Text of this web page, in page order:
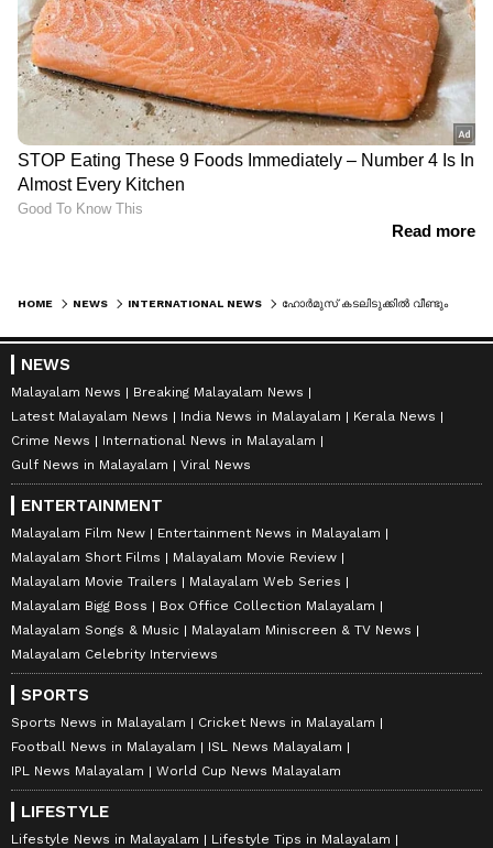
HOME NEWS INTERNATIONAL NEWS
NEWS
Malayalam News
Breaking Malayalam News
Latest Malayalam News
India News in Malayalam
Kerala News
Crime News
International News in Malayalam
Gulf News in Malayalam
Viral News
ENTERTAINMENT
Malayalam Film New
Entertainment News in Malayalam
Malayalam Short Films
Malayalam Movie Review
Malayalam Movie Trailers
Malayalam Web Series
Malayalam Bigg Boss
Box Office Collection Malayalam
Malayalam Songs & Music
Malayalam Miniscreen & TV News
Malayalam Celebrity Interviews
SPORTS
Sports News in Malayalam
Cricket News in Malayalam
Football News in Malayalam
ISL News Malayalam
IPL News Malayalam
World Cup News Malayalam
LIFESTYLE
Lifestyle News in Malayalam
Lifestyle Tips in Malayalam